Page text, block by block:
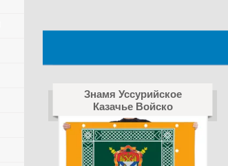
Знамя Уссурийское
Казачье Войско